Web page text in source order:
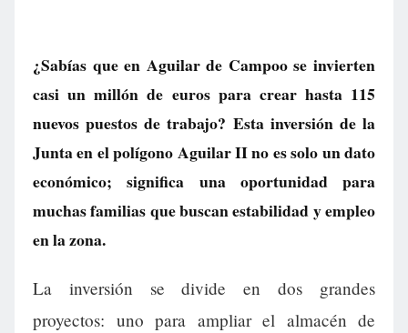
¿Sabías que en Aguilar de Campoo se invierten
casi un millón de euros para crear hasta 115
nuevos puestos de trabajo? Esta inversión de la
Junta en el polígono Aguilar II no es solo un dato
económico; significa una oportunidad para
muchas familias que buscan estabilidad y empleo
en la zona.
La inversión se divide en dos grandes
proyectos: uno para ampliar el almacén de